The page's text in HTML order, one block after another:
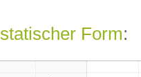
statischer Form: